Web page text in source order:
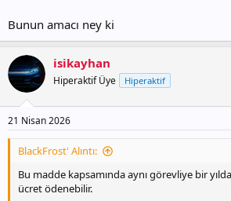
Bunun amacı ney ki
isikayhan
Hiperaktif Üye Hiperaktif
21 Nisan 2026
BlackFrost' Alıntı:
Bu madde kapsamında aynı görevliye bir
ücret ödenebilir.